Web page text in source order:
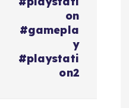
on
#gamepla
y
#playstati
on2